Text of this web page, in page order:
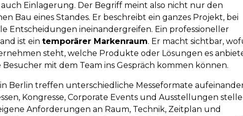
Einlagerung. Der Begriff meint also nicht nur den
Bau eines Standes. Er beschreibt ein ganzes Projekt, bei
Entscheidungen ineinandergreifen. Ein professioneller
ist eintemporärer Markenraum. Er macht sichtbar,
steht, welche Produkte oder Lösungen es
Besucher mit dem Team ins Gespräch kommen können.
Berlin treffen unterschiedliche Messeformate
Kongresse, Corporate Events und Ausstellungen
Anforderungen an Raum, Technik, Zeitplan und